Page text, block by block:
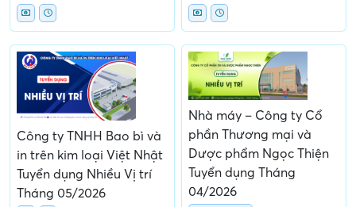
Công ty TNHH Bao bì và
in trên kim loại Việt Nhật
Tuyển dụng Nhiều Vị trí
Tháng 05/2026
Nhà máy – Công ty Cổ
phần Thương mại và
Dược phẩm Ngọc Thiện
Tuyển dụng Tháng
04/2026